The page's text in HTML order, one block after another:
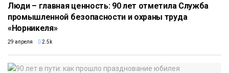
Люди – главная ценность: 90 лет отметила Служба
промышленной безопасности и охраны труда
«Норникеля»
29 апреля 2.5k